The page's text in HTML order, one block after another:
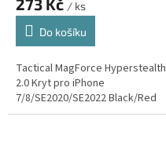
273 Kč / ks
Do košíku
Tactical MagForce Hyperstealth
2.0 Kryt pro iPhone
7/8/SE2020/SE2022 Black/Red